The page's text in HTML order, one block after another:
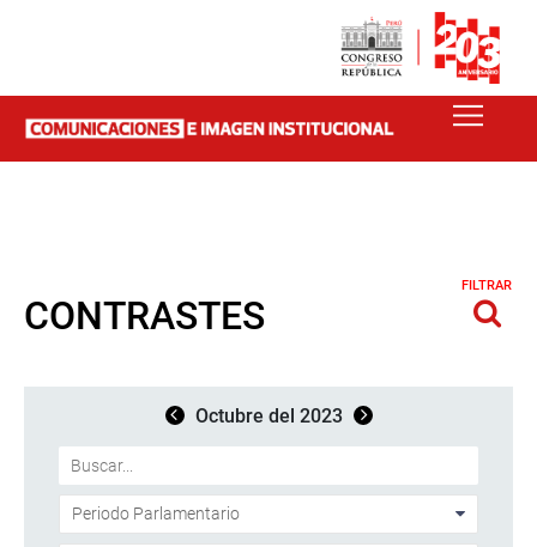
CONTRASTES
FILTRAR
Octubre del 2023